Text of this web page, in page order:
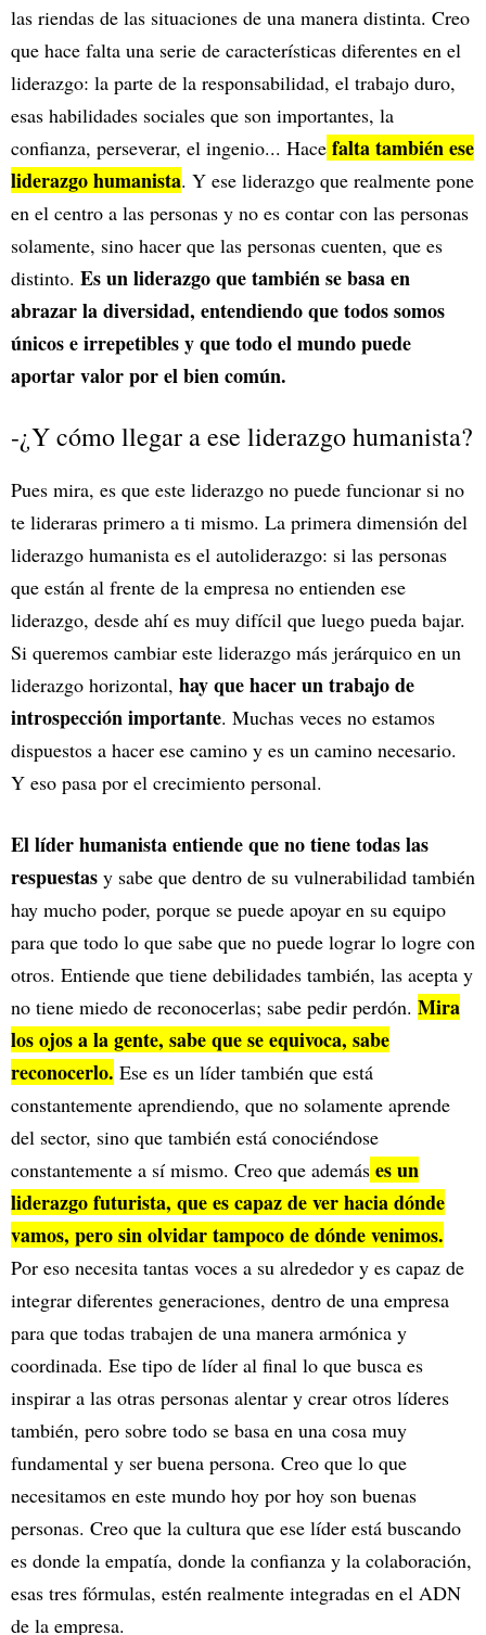
las riendas de las situaciones de una manera distinta. Creo
que hace falta una serie de características diferentes en el
liderazgo: la parte de la responsabilidad, el trabajo duro,
esas habilidades sociales que son importantes, la
confianza, perseverar, el ingenio... Hace falta también ese
liderazgo humanista. Y ese liderazgo que realmente pone
en el centro a las personas y no es contar con las personas
solamente, sino hacer que las personas cuenten, que es
distinto. Es un liderazgo que también se basa en
abrazar la diversidad, entendiendo que todos somos
únicos e irrepetibles y que todo el mundo puede
aportar valor por el bien común.
-¿Y cómo llegar a ese liderazgo humanista?
Pues mira, es que este liderazgo no puede funcionar si no
te lideraras primero a ti mismo. La primera dimensión del
liderazgo humanista es el autoliderazgo: si las personas
que están al frente de la empresa no entienden ese
liderazgo, desde ahí es muy difícil que luego pueda bajar.
Si queremos cambiar este liderazgo más jerárquico en un
liderazgo horizontal, hay que hacer un trabajo de
introspección importante. Muchas veces no estamos
dispuestos a hacer ese camino y es un camino necesario.
Y eso pasa por el crecimiento personal.
El líder humanista entiende que no tiene todas las
respuestas y sabe que dentro de su vulnerabilidad también
hay mucho poder, porque se puede apoyar en su equipo
para que todo lo que sabe que no puede lograr lo logre con
otros. Entiende que tiene debilidades también, las acepta y
no tiene miedo de reconocerlas; sabe pedir perdón. Mira
los ojos a la gente, sabe que se equivoca, sabe
reconocerlo. Ese es un líder también que está
constantemente aprendiendo, que no solamente aprende
del sector, sino que también está conociéndose
constantemente a sí mismo. Creo que además es un
liderazgo futurista, que es capaz de ver hacia dónde
vamos, pero sin olvidar tampoco de dónde venimos.
Por eso necesita tantas voces a su alrededor y es capaz de
integrar diferentes generaciones, dentro de una empresa
para que todas trabajen de una manera armónica y
coordinada. Ese tipo de líder al final lo que busca es
inspirar a las otras personas alentar y crear otros líderes
también, pero sobre todo se basa en una cosa muy
fundamental y ser buena persona. Creo que lo que
necesitamos en este mundo hoy por hoy son buenas
personas. Creo que la cultura que ese líder está buscando
es donde la empatía, donde la confianza y la colaboración,
esas tres fórmulas, estén realmente integradas en el ADN
de la empresa.